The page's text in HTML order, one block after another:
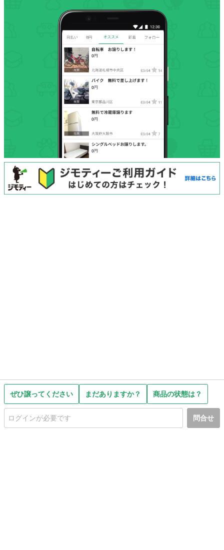
ぜひ譲ってください まだありますか？ 商品の状態は？
問合せ